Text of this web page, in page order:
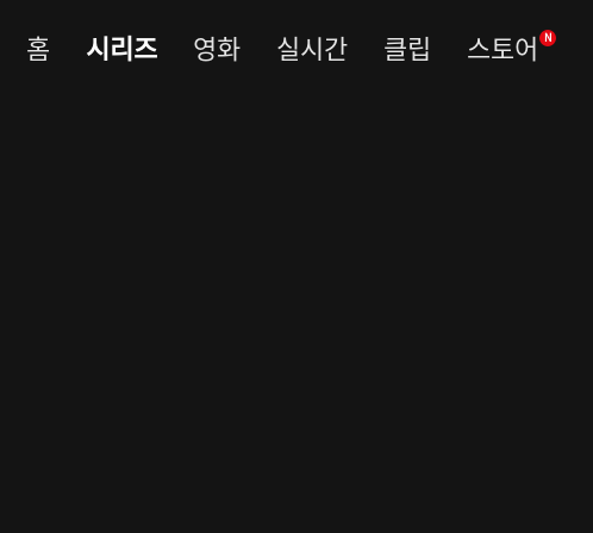
홈 시리즈 영화 실시간 클립 스토어 N